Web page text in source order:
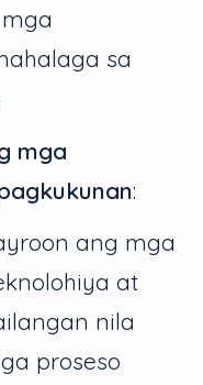
sa
mga
:
ang mga
at
nila
proseso